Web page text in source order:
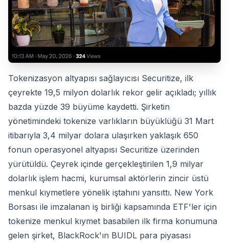
Tokenizasyon altyapısı sağlayıcısı Securitize, ilk
çeyrekte 19,5 milyon dolarlık rekor gelir açıkladı; yıllık
bazda yüzde 39 büyüme kaydetti. Şirketin
yönetimindeki tokenize varlıkların büyüklüğü 31 Mart
itibarıyla 3,4 milyar dolara ulaşırken yaklaşık 650
fonun operasyonel altyapısı Securitize üzerinden
yürütüldü. Çeyrek içinde gerçekleştirilen 1,9 milyar
dolarlık işlem hacmi, kurumsal aktörlerin zincir üstü
menkul kıymetlere yönelik iştahını yansıttı. New York
Borsası ile imzalanan iş birliği kapsamında ETF'ler için
tokenize menkul kıymet basabilen ilk firma konumuna
gelen şirket, BlackRock'ın BUIDL para piyasası